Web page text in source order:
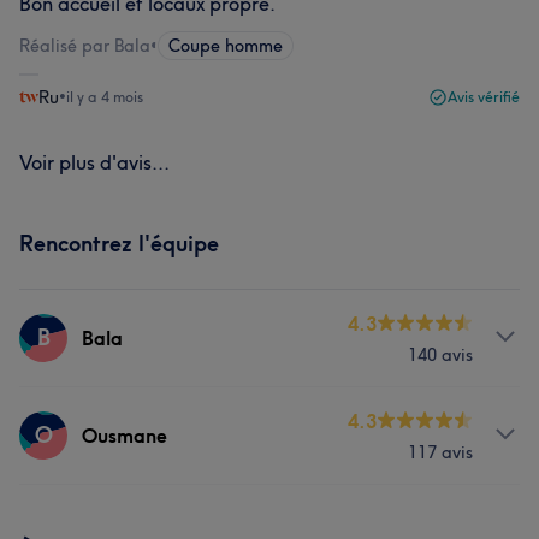
Réalisé par Bala• Coupe homme
Ru•il y a 4 mois Avis vérifié
Voir plus d'avis...
Rencontrez l'équipe
B Bala
4.3
140 avis
Prestations
O Ousmane
4.3
117 avis